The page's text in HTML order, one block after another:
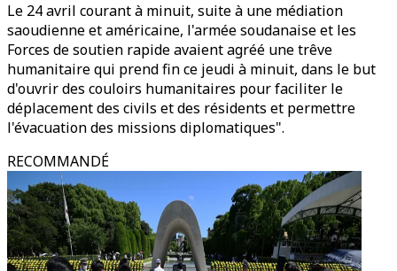
Le 24 avril courant à minuit, suite à une médiation
saoudienne et américaine, l'armée soudanaise et les
Forces de soutien rapide avaient agréé une trêve
humanitaire qui prend fin ce jeudi à minuit, dans le but
d'ouvrir des couloirs humanitaires pour faciliter le
déplacement des civils et des résidents et permettre
l'évacuation des missions diplomatiques".
RECOMMANDÉ